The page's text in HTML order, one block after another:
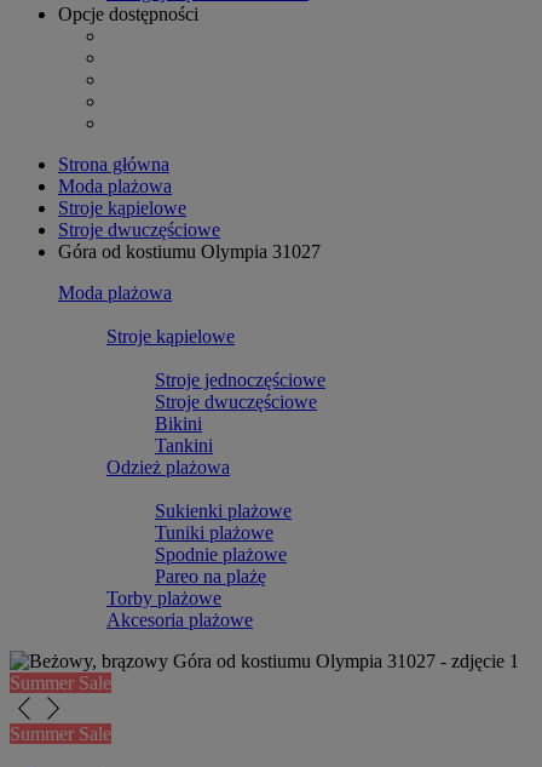
Opcje dostępności
Strona główna
Moda plażowa
Stroje kąpielowe
Stroje dwuczęściowe
Góra od kostiumu Olympia 31027
Moda plażowa
Stroje kąpielowe
Stroje jednoczęściowe
Stroje dwuczęściowe
Bikini
Tankini
Odzież plażowa
Sukienki plażowe
Tuniki plażowe
Spodnie plażowe
Pareo na plażę
Torby plażowe
Akcesoria plażowe
Summer Sale
arrow_back_ios_new arrow_forward_ios
Summer Sale